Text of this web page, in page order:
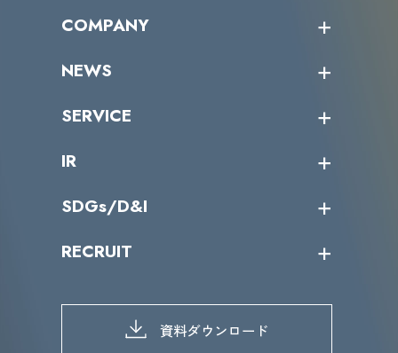
受講者の声
COMPANY
トップメッセージ
ミッション／ビジョン
パートナー企業一覧
NEWS
サイバーニュース
SERVICE
カテゴリー別サービス一覧
IR
IRカレンダー
IRライブラリー
よくあるご質問
SDGs/D&I
当グループのマテリアリティ
SDGs推進体制
D&Iの取り組み
RECRUIT
募集職種一覧
メッセージ
メンバーインタビュー
資料ダウンロード